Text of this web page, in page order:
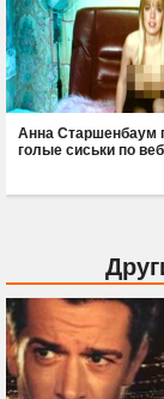
Анна Старшенбаум
голые сиськи по